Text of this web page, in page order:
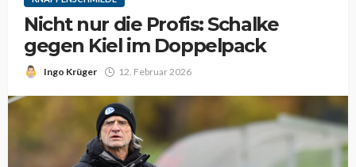
Nicht nur die Profis: Schalke
gegen Kiel im Doppelpack
Ingo Krüger 12. Februar 2026